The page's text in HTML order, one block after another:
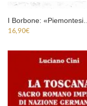
16,90€